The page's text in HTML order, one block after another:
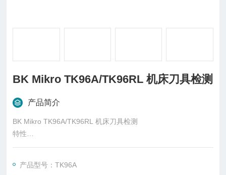
BK Mikro TK96A/TK96RL 机床刀具检测
产品简介
BK Mikro TK96A/TK96RL 机床刀具检测
特性
与刀具直交接触的检测
TK96A型为单次单向检测
产品型号：TK96A